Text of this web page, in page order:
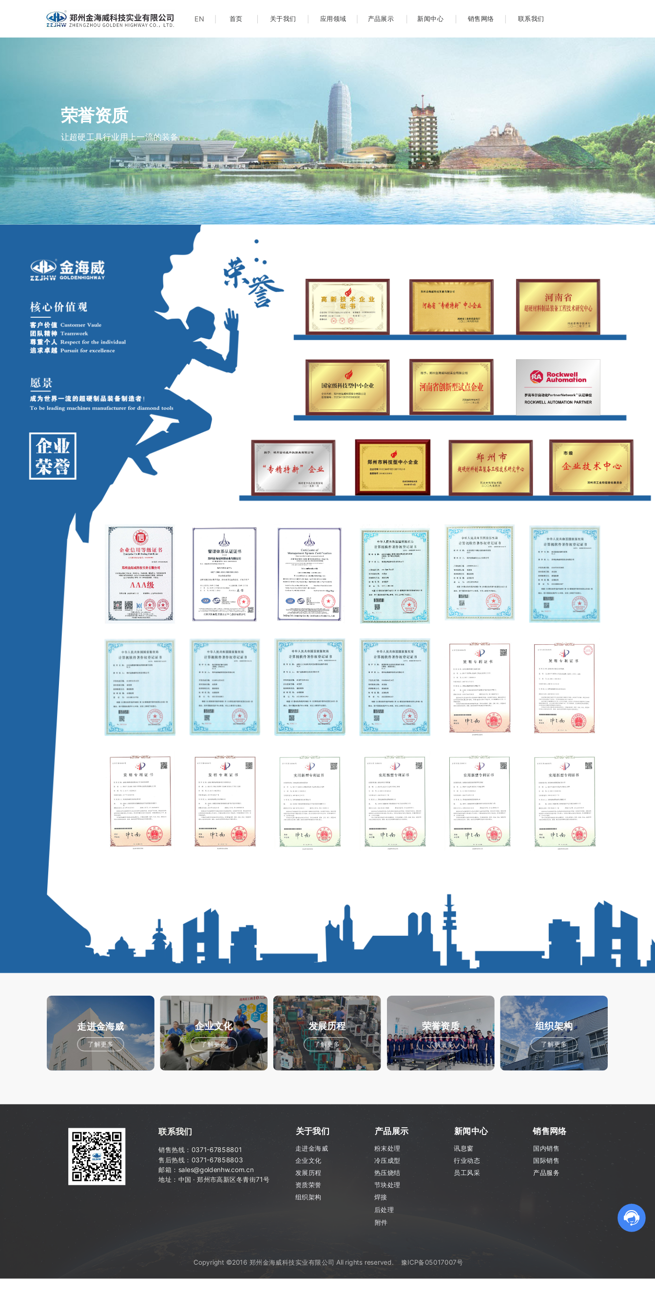
联系我们
销售网络
应用领域 新闻中心
关于我们
首页 产品展示
EN
荣誉资质
让超硬工具行业用上一流的装备
企业文化
了解更多
发展历程
了解更多
荣誉资质
了解更多 了解更多
组织架构
了解更多
走进金海威
关于我们
走进金海威
企业文化
发展历程
资质荣誉
组织架构
产品展示
粉末处理
冷压成型
热压烧结
节块处理
焊接
后处理
附件
新闻中心
讯息窗
行业动态
员工风采
销售网络
国内销售
国际销售
产品服务
销售热线： 0371-67858801
售后热线：0371-67858803
邮箱：sales@goldenhw.com.cn
地址：中国 · 郑州市高新区冬青街71号
联系我们
Copyright ©2016 郑州金海威科技实业有限公司 All rights reserved. 豫ICP备05017007号